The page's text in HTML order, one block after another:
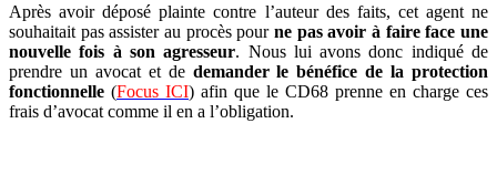
Après avoir déposé plainte contre l’auteur des faits, cet agent ne
souhaitait pas assister au procès pour ne pas avoir à faire face une
nouvelle fois à son agresseur. Nous lui avons donc indiqué de
prendre un avocat et de demander le bénéfice de la protection
fonctionnelle (Focus ICI) afin que le CD68 prenne en charge ces
frais d’avocat comme il en a l’obligation.